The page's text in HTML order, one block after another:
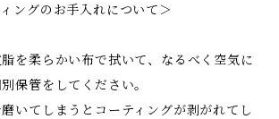
ングのお手入れについて＞
を柔らかい布で拭いて、なるべく空気に
保管をしてください。
いてしまうとコーティングが剥がれてし